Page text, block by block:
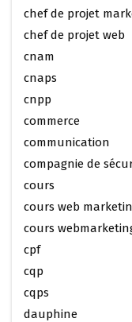
chef de projet
chef de projet web
cnam
cnaps
cnpp
commerce
communication
compagnie de
cours
cours web
cours
cpf
cqp
cqps
dauphine